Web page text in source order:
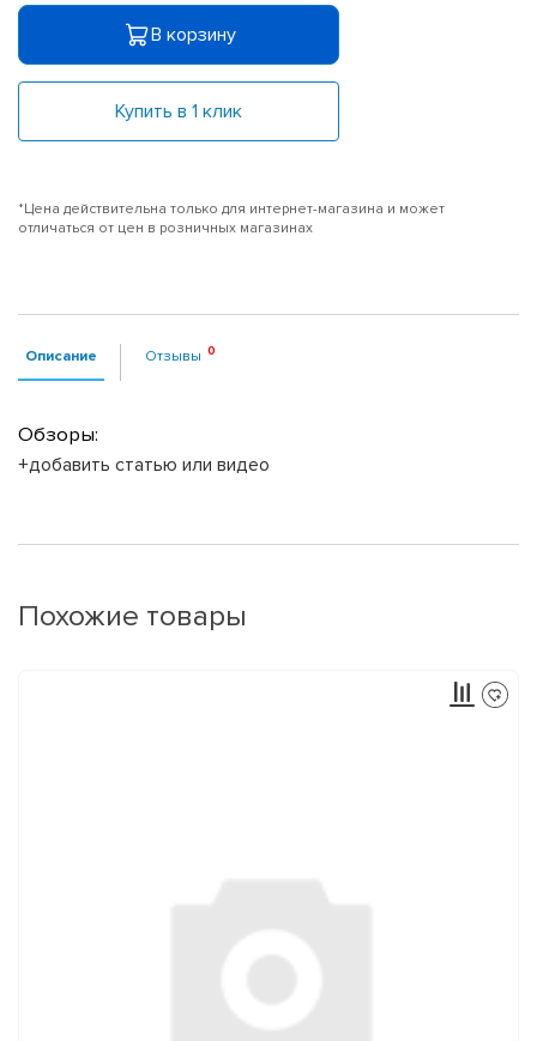
В корзину
Купить в 1 клик
*Цена действительна только для интернет-магазина и может
отличаться от цен в розничных магазинах
Описание Отзывы
Обзоры:
+добавить статью или видео
Похожие товары